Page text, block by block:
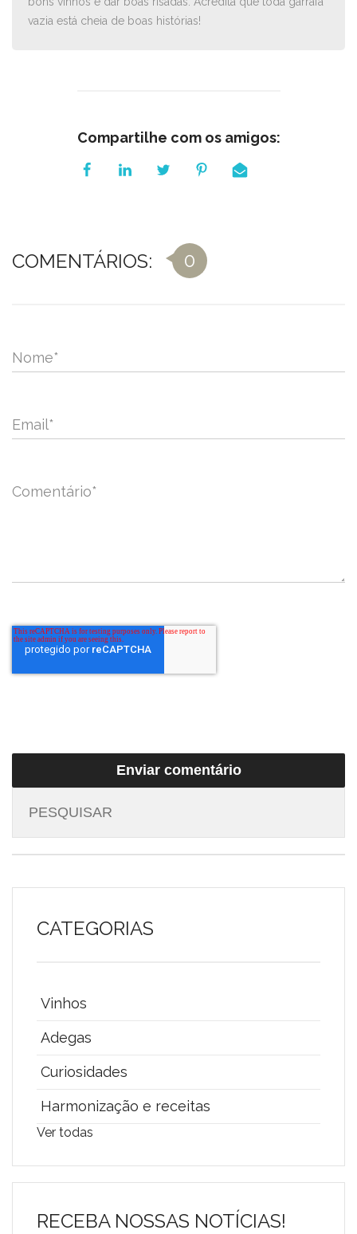
vazia está cheia de boas histórias!
Compartilhe com os amigos:
COMENTÁRIOS: 0
Nome*
Email*
Comentário*
CATEGORIAS
Vinhos
Adegas
Curiosidades
Harmonização e receitas
Ver todas
RECEBA NOSSAS NOTÍCIAS!